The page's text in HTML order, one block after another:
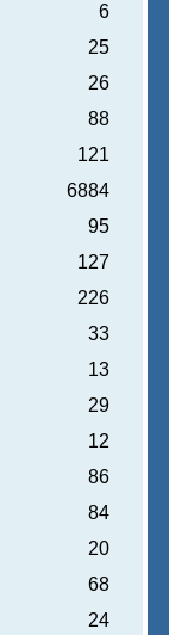
6
25
26
88
121
6884
95
127
226
33
13
29
12
86
84
20
68
24